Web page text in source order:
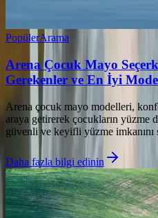
PopülerArama
Arena Çocuk Mayo
Gerekenler ve En İyi
Arena çocuk mayo modelleri,
araya getirerek çocukların yüzme
güvenli ve keyifli yüzme imkanını
Daha fazla bilgi edinin